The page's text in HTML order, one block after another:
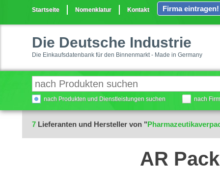
Startseite Nomenklatur Kontakt Firma eintragen!
Die Deutsche Industrie
Die Einkaufsdatenbank für den Binnenmarkt - Made in Germany
nach Produkten und Dienstleistungen suchen nach
7 Lieferanten und Hersteller von "
AR